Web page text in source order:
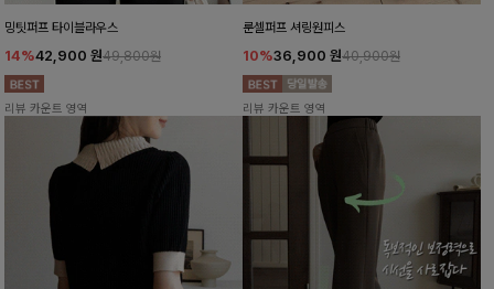
밍팃퍼프 타이블라우스
14%42,900 원49,800원
리뷰 카운트 영역
룬셀퍼프 셔링원피스
10%36,900 원40,900원
리뷰 카운트 영역